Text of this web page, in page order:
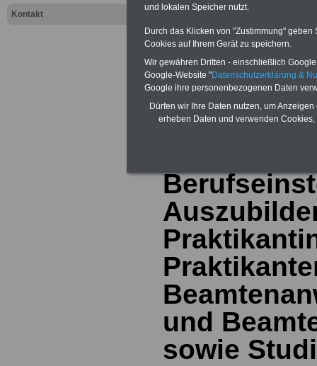
Kontakt
Zur Übersicht
Berufsstart
und
und
sowie
und lokalen Speicher nutzt.
Durch das Klicken von "Zustimmung"
Cookies auf Ihrem Gerät zu speichern.
Wir gewähren Dritten - einschließlich
Google-Website "Datenschutzerklärung &
Google ihre personenbezogenen Daten
Dürfen wir Ihre Daten nutzen, um
erheben Daten und verwenden